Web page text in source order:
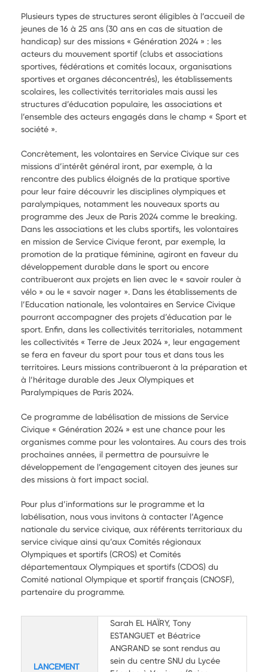
Plusieurs types de structures seront éligibles à l’accueil de
jeunes de 16 à 25 ans (30 ans en cas de situation de
handicap) sur des missions « Génération 2024 » : les
acteurs du mouvement sportif (clubs et associations
sportives, fédérations et comités locaux, organisations
sportives et organes déconcentrés), les établissements
scolaires, les collectivités territoriales mais aussi les
structures d’éducation populaire, les associations et
l’ensemble des acteurs engagés dans le champ « Sport et
société ».
Concrètement, les volontaires en Service Civique sur ces
missions d’intérêt général iront, par exemple, à la
rencontre des publics éloignés de la pratique sportive
pour leur faire découvrir les disciplines olympiques et
paralympiques, notamment les nouveaux sports au
programme des Jeux de Paris 2024 comme le breaking.
Dans les associations et les clubs sportifs, les volontaires
en mission de Service Civique feront, par exemple, la
promotion de la pratique féminine, agiront en faveur du
développement durable dans le sport ou encore
contribueront aux projets en lien avec le « savoir rouler à
vélo » ou le « savoir nager ». Dans les établissements de
l’Education nationale, les volontaires en Service Civique
pourront accompagner des projets d’éducation par le
sport. Enfin, dans les collectivités territoriales, notamment
les collectivités « Terre de Jeux 2024 », leur engagement
se fera en faveur du sport pour tous et dans tous les
territoires. Leurs missions contribueront à la préparation et
à l’héritage durable des Jeux Olympiques et
Paralympiques de Paris 2024.
Ce programme de labélisation de missions de Service
Civique « Génération 2024 » est une chance pour les
organismes comme pour les volontaires. Au cours des trois
prochaines années, il permettra de poursuivre le
développement de l’engagement citoyen des jeunes sur
des missions à fort impact social.
Pour plus d’informations sur le programme et la
labélisation, nous vous invitons à contacter l’Agence
nationale du service civique, aux référents territoriaux du
service civique ainsi qu’aux Comités régionaux
Olympiques et sportifs (CROS) et Comités
départementaux Olympiques et sportifs (CDOS) du
Comité national Olympique et sportif français (CNOSF),
partenaire du programme.
LANCEMENT
Sarah EL HAÏRY, Tony
ESTANGUET et Béatrice
ANGRAND se sont rendus au
sein du centre SNU du Lycée